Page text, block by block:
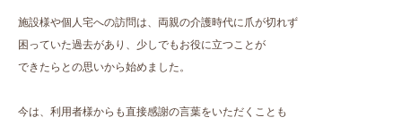
施設様や個人宅への訪問は、両親の介護時代に爪が切れず
困っていた過去があり、少しでもお役に立つことが
できたらとの思いから始めました。
今は、利用者様からも直接感謝の言葉をいただくことも